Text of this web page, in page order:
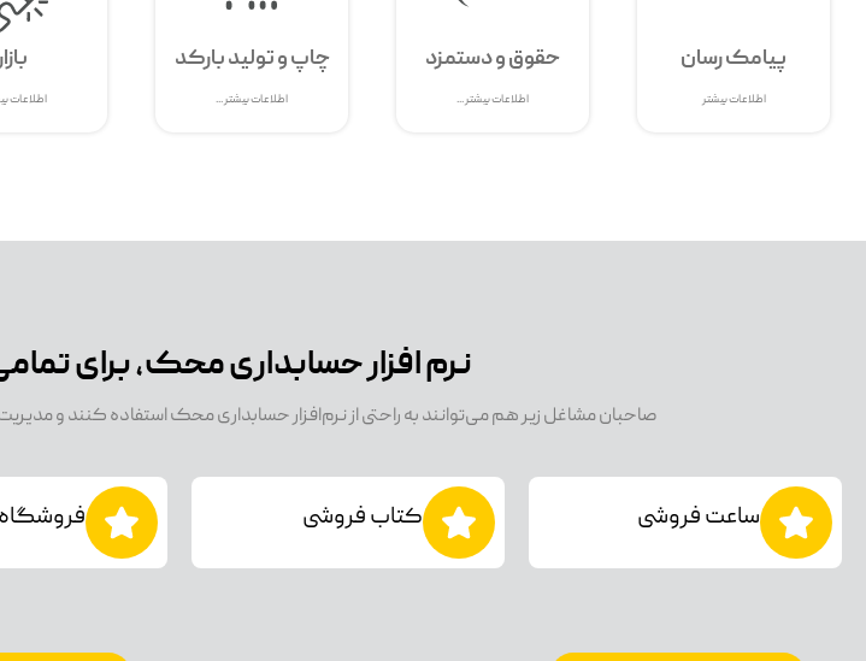
پیامک رسان
اطلاعات بیشتر
حقوق و دستمزد
اطلاعات بیشتر ...
چاپ و تولید بارکد
اطلاعات بیشتر ... اطلاعات
نرم افزار حسابداری محک، برای
صاحبان مشاغل زیر هم می‌توانند به راحتی از نرم‌افزار حسابداری محک استفاده کنند و
ساعت فروشی کتاب فروشی